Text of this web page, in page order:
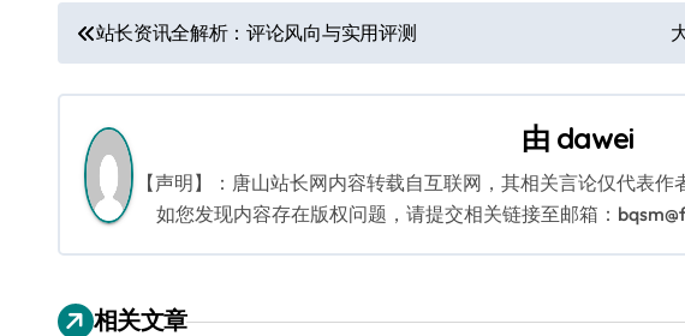
文
章
导
航
站长资讯全解析：评论风向与实用评测
由 dawei
【声明】：唐山站长网内容转载自互联网，其相关言论仅代表作
如您发现内容存在版权问题，请提交相关链接至邮箱：
相关文章